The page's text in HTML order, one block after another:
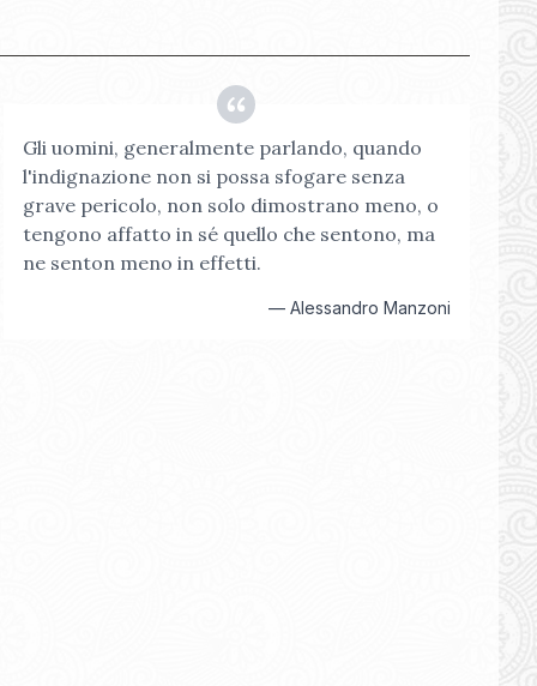
Gli uomini, generalmente parlando, quando
l'indignazione non si possa sfogare senza
grave pericolo, non solo dimostrano meno, o
tengono affatto in sé quello che sentono, ma
ne senton meno in effetti.
— Alessandro Manzoni